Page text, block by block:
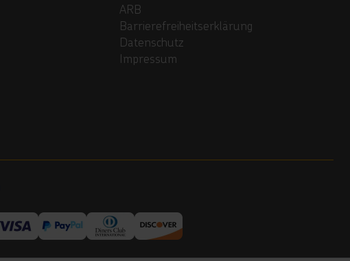
ARB
Barrierefreiheitserklärung
Datenschutz
Impressum